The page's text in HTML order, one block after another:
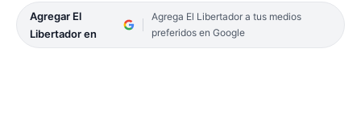
Agregar El
Libertador en
Agrega El Libertador a tus medios
preferidos en Google